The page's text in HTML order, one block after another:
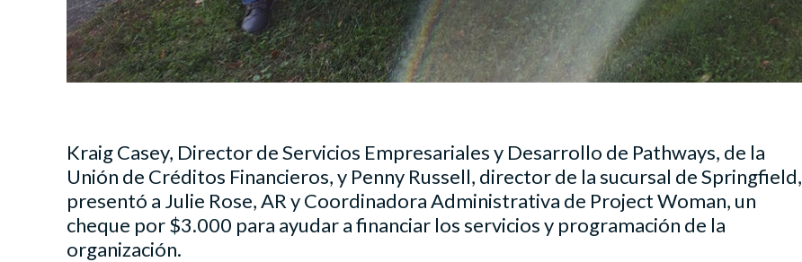
Kraig Casey, Director de Servicios Empresariales y Desarrollo de Pathways, de la
Unión de Créditos Financieros, y Penny Russell, director de la sucursal de Springfield,
presentó a Julie Rose, AR y Coordinadora Administrativa de Project Woman, un
cheque por $3.000 para ayudar a financiar los servicios y programación de la
organización.